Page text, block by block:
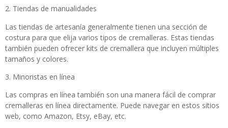
2. Tiendas de manualidades
Las tiendas de artesanía generalmente tienen una sección de
costura para que elija varios tipos de cremalleras. Estas tiendas
también pueden ofrecer kits de cremallera que incluyen múltiples
tamaños y colores.
3. Minoristas en línea
Las compras en línea también son una manera fácil de comprar
cremalleras en línea directamente. Puede navegar en estos sitios
web, como Amazon, Etsy, eBay, etc.